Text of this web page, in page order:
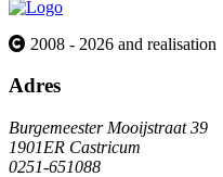
2008 - 2026 and realisation
Adres
Burgemeester Mooijstraat 39
1901ER Castricum
0251-651088